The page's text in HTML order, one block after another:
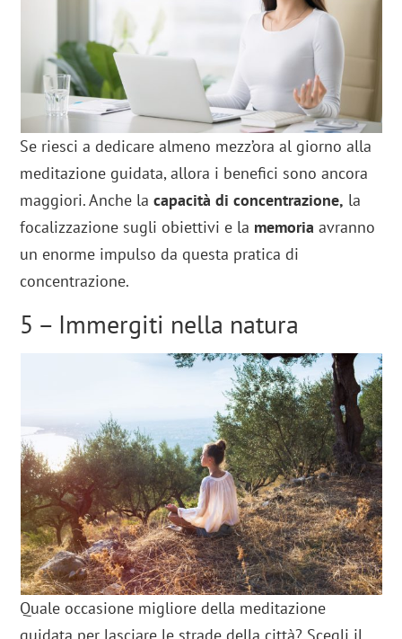
Se riesci a dedicare almeno mezz’ora al giorno alla
meditazione guidata, allora i benefici sono ancora
maggiori. Anche lacapacità di concentrazione, la
focalizzazione sugli obiettivi e la memoria avranno
un enorme impulso da questa pratica di
concentrazione.
5 – Immergiti nella natura
Quale occasione migliore della meditazione